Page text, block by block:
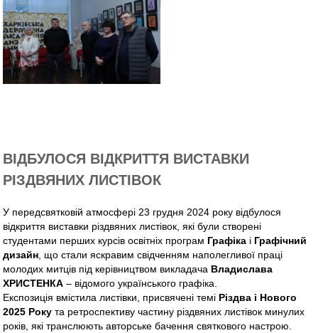
ВІДБУЛОСЯ ВІДКРИТТЯ ВИСТАВКИ
РІЗДВЯНИХ ЛИСТІВОК
У передсвятковій атмосфері 23 грудня 2024 року відбулося
відкриття виставки різдвяних листівок, які були створені
студентами перших курсів освітніх програм Графіка і Графічний
дизайн, що стали яскравим свідченням наполегливої праці
молодих митців під керівництвом викладача Владислава
ХРИСТЕНКА – відомого українського графіка.
Експозиція вмістила листівки, присвячені темі Різдва і Нового
2025 Року та ретроспективу частину різдвяних листівок минулих
років, які транслюють авторське бачення святкового настрою.